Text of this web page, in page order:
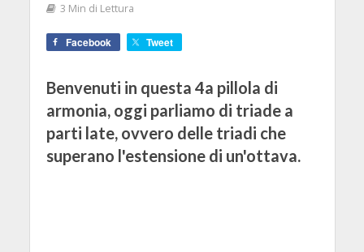
3 Min di Lettura
Facebook Tweet
Benvenuti in questa 4a pillola di
armonia, oggi parliamo di triade a
parti late, ovvero delle triadi che
superano l'estensione di un'ottava.